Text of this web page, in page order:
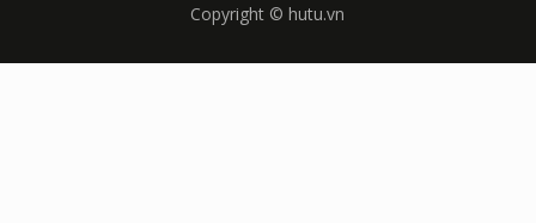
Copyright © hutu.vn